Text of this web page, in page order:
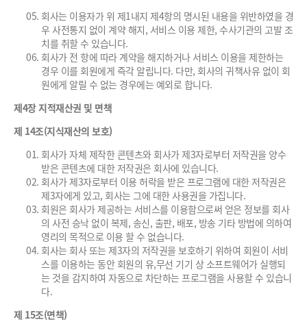
회사는 이용자가 위 제1내지 제4항의 명시된 내용을 위반하였을 경
우 사전통지 없이 계약 해지, 서비스 이용 제한, 수사기관의 고발 조
치를 취할 수 있습니다.
회사가 전 항에 따라 계약을 해지하거나 서비스 이용을 제한하는
경우 이를 회원에게 즉각 알립니다. 다만, 회사의 귀책사유 없이 회
원에게 알릴 수 없는 경우에는 예외로 합니다.
제4장 지적재산권 및 면책
제 14조(지식재산의 보호)
회사가 자체 제작한 콘텐츠와 회사가 제3자로부터 저작권을 양수
받은 콘텐츠에 대한 저작권은 회사에 있습니다.
회사가 제3자로부터 이용 허락을 받은 프로그램에 대한 저작권은
제3자에게 있고, 회사는 그에 대한 사용권을 가집니다.
회원은 회사가 제공하는 서비스를 이용함으로써 얻은 정보를 회사
의 사전 승낙 없이 복제, 송신, 출판, 배포, 방송 기타 방법에 의하여
영리의 목적으로 이용 할 수 없습니다.
회사는 회사 또는 제3자의 저작권을 보호하기 위하여 회원이 서비
스를 이용하는 동안 회원의 유,무선 기기 상 소프트웨어가 실행되
는 것을 감지하여 자동으로 차단하는 프로그램을 사용할 수 있습니
다.
제 15조(면책)